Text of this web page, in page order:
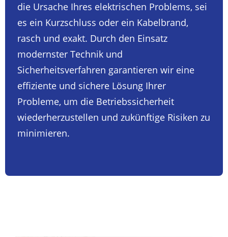
die Ursache Ihres elektrischen Problems, sei
es ein Kurzschluss oder ein Kabelbrand,
rasch und exakt. Durch den Einsatz
modernster Technik und
Sicherheitsverfahren garantieren wir eine
effiziente und sichere Lösung Ihrer
Probleme, um die Betriebssicherheit
wiederherzustellen und zukünftige Risiken zu
minimieren.